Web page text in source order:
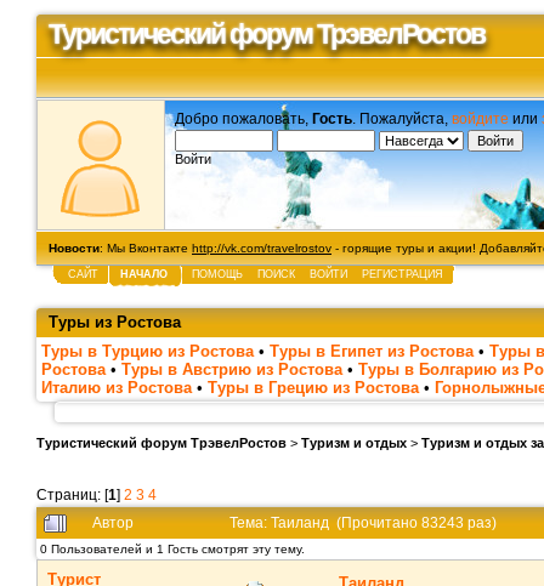
Туристический форум ТрэвелРостов
Добро пожаловать, Гость . Пожалуйста, войдите или
Войти
Новости: Мы Вконтакте http://vk.com/travelrostov - горящие туры и акции!
САЙТ НАЧАЛО ПОМОЩЬ ПОИСК ВОЙТИ РЕГИСТРАЦИЯ
Туры из Ростова
Туры в Турцию из Ростова • Туры в Египет из Ростова • Туры
Ростова • Туры в Австрию из Ростова • Туры в Болгарию из
Италию из Ростова • Туры в Грецию из Ростова •
Туристический форум ТрэвелРостов > Туризм и отдых > Туризм и отдых
Страниц: [1] 2 3 4
Автор
Тема: Таиланд (Прочитано 83243 раз)
0 Пользователей и 1 Гость смотрят эту тему.
Турист